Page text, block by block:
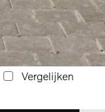
(MHEV) Benzine
Automaat
Vergelijken